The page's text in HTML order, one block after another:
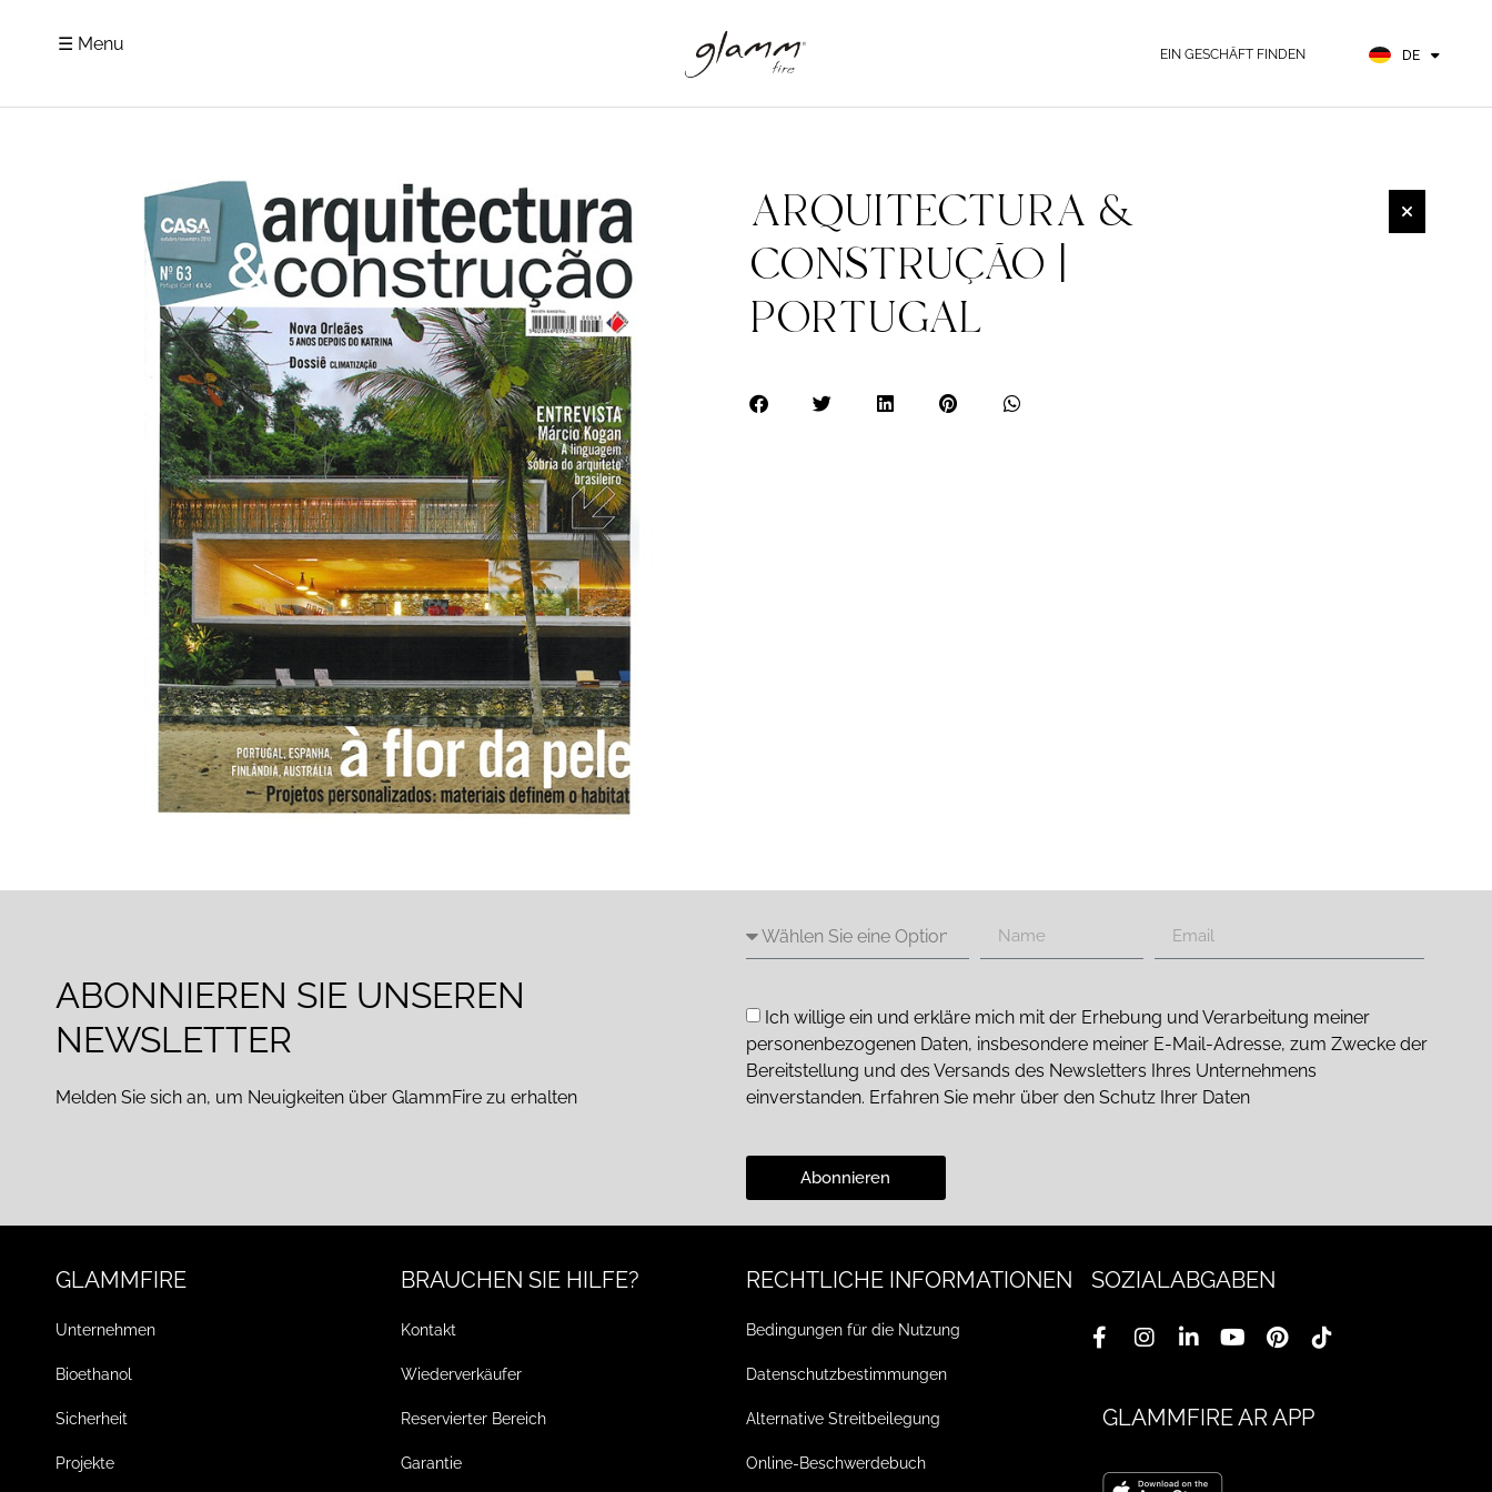
☰ Menu EIN GESCHÄFT FINDEN DE
ES
ARQUITECTURA &
CONSTRUÇÃO |
PORTUGAL
ABONNIEREN SIE UNSEREN
NEWSLETTER
Melden Sie sich an, um Neuigkeiten über GlammFire zu erhalten
Ich willige ein und erkläre mich mit der Erhebung und Verarbeitung meiner
personenbezogenen Daten, insbesondere meiner E-Mail-Adresse, zum Zwecke der
Bereitstellung und des Versands des Newsletters Ihres Unternehmens
einverstanden. Erfahren Sie mehr über den Schutz Ihrer Daten
Abonnieren
GLAMMFIRE
Unternehmen
Bioethanol
Sicherheit
Projekte
BRAUCHEN SIE HILFE?
Kontakt
Wiederverkäufer
Reservierter Bereich
Garantie
RECHTLICHE INFORMATIONEN
Bedingungen für die Nutzung
Datenschutzbestimmungen
Alternative Streitbeilegung
Online-Beschwerdebuch
SOZIALABGABEN
GLAMMFIRE AR APP